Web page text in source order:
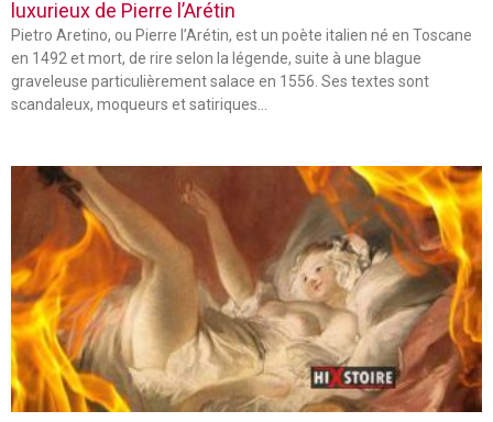
luxurieux de Pierre l’Arétin
Pietro Aretino, ou Pierre l’Arétin, est un poète italien né en Toscane
en 1492 et mort, de rire selon la légende, suite à une blague
graveleuse particulièrement salace en 1556. Ses textes sont
scandaleux, moqueurs et satiriques…